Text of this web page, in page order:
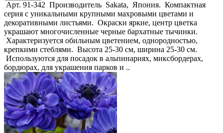
Арт. 91-342 Производитель Sakata, Япония. Компактная
серия с уникальными крупными махровыми цветами и
декоративными листьями. Окраски яркие, центр цветка
украшают многочисленные черные бархатные тычинки.
Характеризуется обильным цветением, однородностью,
крепкими стеблями. Высота 25-30 см, ширина 25-30 см.
Используются для посадок в альпинариях, миксбордерах,
бордюрах, для украшения парков и ..